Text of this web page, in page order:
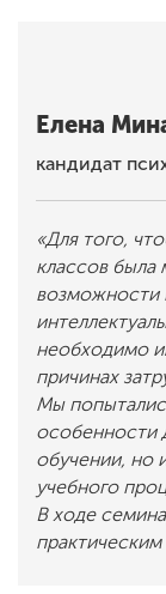
Елена
кандидат
«Для того,
классов была
возможности
необходимо
причинах
Мы
особенности
обучении, но
учебного
В ходе